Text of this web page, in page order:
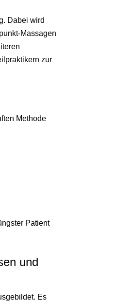
Dabei wird
Massagen
zur
Methode
Patient
und
Es